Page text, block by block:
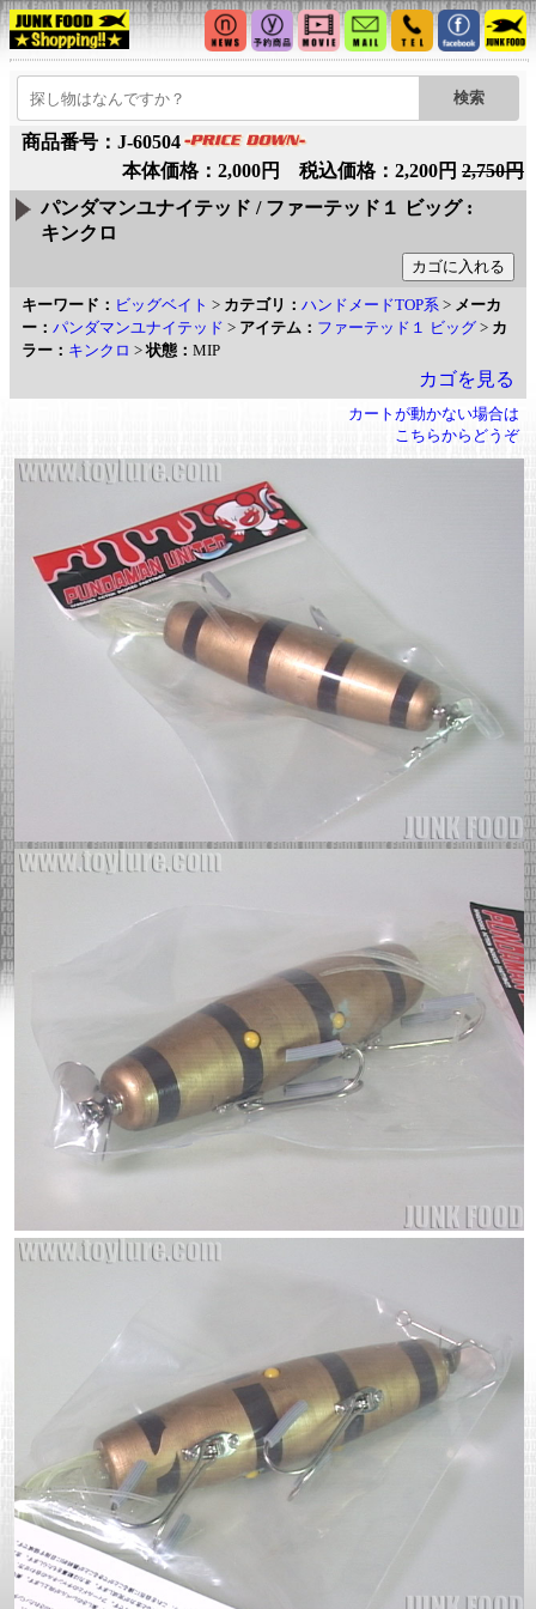
商品番号：J-60504
本体価格：2,000円 税込価格：2,200円 2,750円
パンダマンユナイテッド / ファーテッド１ ビッグ :
キンクロ
キーワード： ビッグベイト > カテゴリ： ハンドメードTOP系 > メーカ
ー： パンダマンユナイテッド > アイテム： ファーテッド１ ビッグ > カ
ラー： キンクロ >状態： MIP
カゴを見る
カートが動かない場合は
こちらからどうぞ